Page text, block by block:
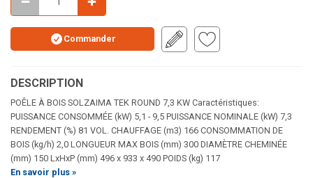
Commander
DESCRIPTION
POÊLE À BOIS SOLZAIMA TEK ROUND 7,3 KW Caractéristiques:
PUISSANCE CONSOMMÉE (kW) 5,1 - 9,5 PUISSANCE NOMINALE (kW) 7,3
RENDEMENT (%) 81 VOL. CHAUFFAGE (m3) 166 CONSOMMATION DE
BOIS (kg/h) 2,0 LONGUEUR MAX BOIS (mm) 300 DIAMÈTRE CHEMINÉE
(mm) 150 LxHxP (mm) 496 x 933 x 490 POIDS (kg) 117
En savoir plus »